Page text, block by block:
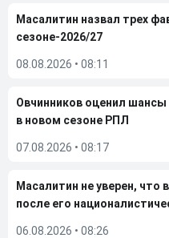
Масалитин назвал трех
сезоне-2026/27
08.08.2026 • 08:11
Овчинников оценил шансы
в новом сезоне РПЛ
07.08.2026 • 08:17
Масалитин не уверен, что
после его
06.08.2026 • 08:26